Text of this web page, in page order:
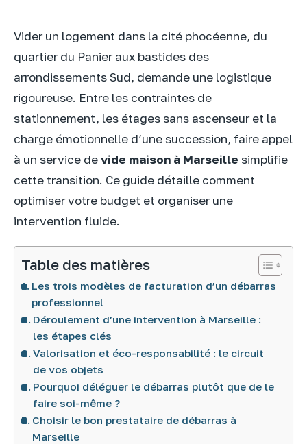
Vider un logement dans la cité phocéenne, du
quartier du Panier aux bastides des
arrondissements Sud, demande une logistique
rigoureuse. Entre les contraintes de
stationnement, les étages sans ascenseur et la
charge émotionnelle d’une succession, faire appel
à un service devide maison à Marseille simplifie
cette transition. Ce guide détaille comment
optimiser votre budget et organiser une
intervention fluide.
Table des matières
Les trois modèles de facturation d’un débarras
professionnel
Déroulement d’une intervention à Marseille :
les étapes clés
Valorisation et éco-responsabilité : le circuit
de vos objets
Pourquoi déléguer le débarras plutôt que de le
faire soi-même ?
Choisir le bon prestataire de débarras à
Marseille